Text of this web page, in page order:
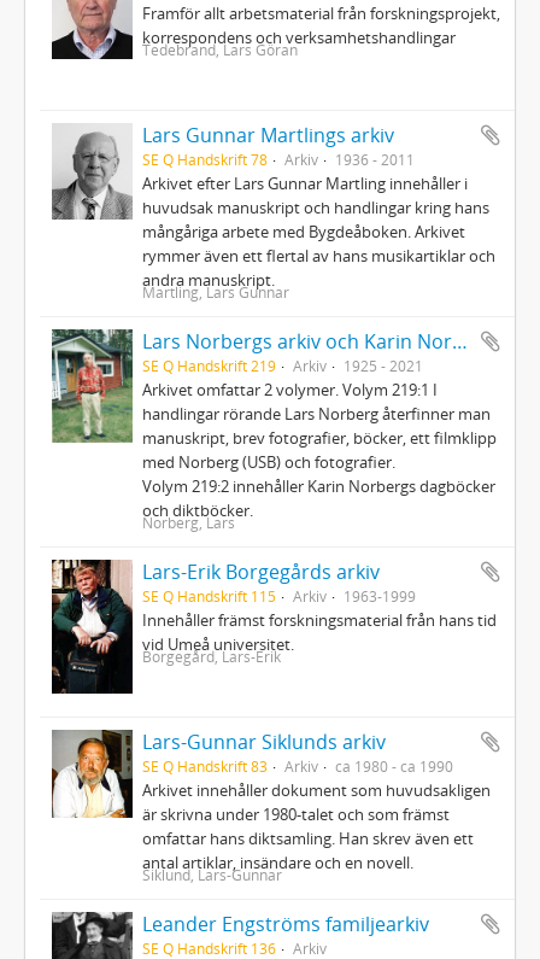
Framför allt arbetsmaterial från forskningsprojekt,
korrespondens och verksamhetshandlingar
Tedebrand, Lars Göran
Lars Gunnar Martlings arkiv
SE Q Handskrift 78 Arkiv 1936 - 2011
Arkivet efter Lars Gunnar Martling innehåller i
huvudsak manuskript och handlingar kring hans
mångåriga arbete med Bygdeåboken. Arkivet
rymmer även ett flertal av hans musikartiklar och
andra manuskript.
Martling, Lars Gunnar
Lars Norbergs arkiv och Karin Norbergs arkiv
SE Q Handskrift 219 Arkiv 1925 - 2021
Arkivet omfattar 2 volymer. Volym 219:1 I
handlingar rörande Lars Norberg återfinner man
manuskript, brev fotografier, böcker, ett filmklipp
med Norberg (USB) och fotografier.
Volym 219:2 innehåller Karin Norbergs dagböcker
och diktböcker.
Norberg, Lars
Lars-Erik Borgegårds arkiv
SE Q Handskrift 115 Arkiv 1963-1999
Innehåller främst forskningsmaterial från hans tid
vid Umeå universitet.
Borgegård, Lars-Erik
Lars-Gunnar Siklunds arkiv
SE Q Handskrift 83 Arkiv ca 1980 - ca 1990
Arkivet innehåller dokument som huvudsakligen
är skrivna under 1980-talet och som främst
omfattar hans diktsamling. Han skrev även ett
antal artiklar, insändare och en novell.
Siklund, Lars-Gunnar
Leander Engströms familjearkiv
SE Q Handskrift 136 Arkiv